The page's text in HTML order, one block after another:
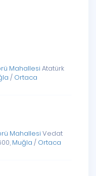
Mahallesi Atatürk
/ Ortaca
Mahallesi Vedat
Muğla / Ortaca